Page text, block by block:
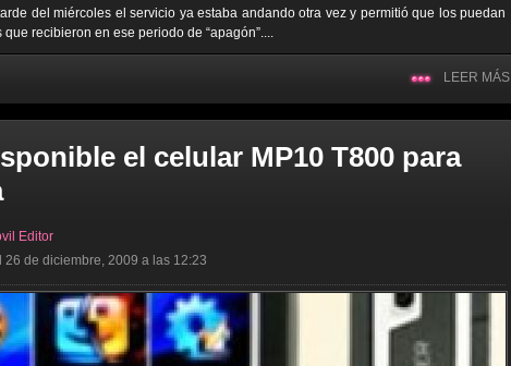
del miércoles el servicio ya estaba andando otra vez y permitió que los puedan
recibieron en ese periodo de “apagón”....
LEER MÁS
el celular MP10 T800 para
Editor
26 de diciembre, 2009 a las 12:23